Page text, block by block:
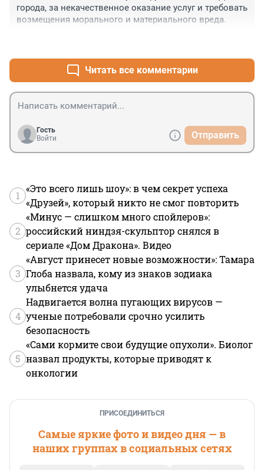
города, за некачественное оказание услуг и требовать
возмещения морального и материального вреда.
Читать все комментарии
Гость
Войти
Отправить
1
«Это всего лишь шоу»: в чем секрет успеха
«Друзей», который никто не смог повторить
2
«Минус — слишком много спойлеров»:
российский ниндзя-скульптор снялся в
сериале «Дом Дракона». Видео
3
«Август принесет новые возможности»: Тамара
Глоба назвала, кому из знаков зодиака
улыбнется удача
4
Надвигается волна пугающих вирусов —
ученые потребовали срочно усилить
безопасность
5
«Сами кормите свои будущие опухоли». Биолог
назвал продукты, которые приводят к
онкологии
ПРИСОЕДИНИТЬСЯ
Самые яркие фото и видео дня — в
наших группах в социальных сетях